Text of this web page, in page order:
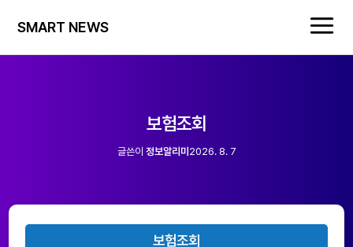
SMART NEWS
보험조회
글쓴이 정보알리미2026. 8. 7
보험조회